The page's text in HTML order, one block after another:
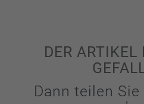
DER
Dann teilen